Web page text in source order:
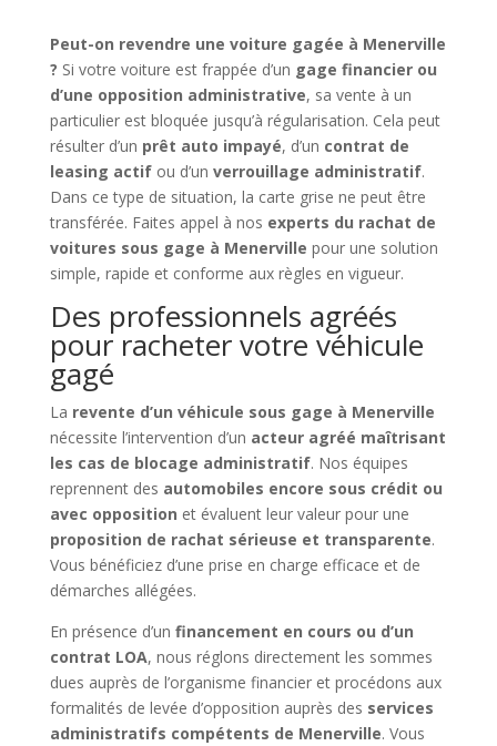
Peut-on revendre une voiture gagée à Menerville
? Si votre voiture est frappée d’un gage financier ou
d’une opposition administrative, sa vente à un
particulier est bloquée jusqu’à régularisation. Cela peut
résulter d’un prêt auto impayé, d’un contrat de
leasing actifou d’un verrouillage administratif.
Dans ce type de situation, la carte grise ne peut être
transférée. Faites appel à nos experts du rachat de
voitures sous gage à Menerville pour une solution
simple, rapide et conforme aux règles en vigueur.
Des professionnels agréés
pour racheter votre véhicule
gagé
La revente d’un véhicule sous gage à Menerville
nécessite l’intervention d’un acteur agréé maîtrisant
les cas de blocage administratif. Nos équipes
reprennent des automobiles encore sous crédit ou
avec opposition et évaluent leur valeur pour une
proposition de rachat sérieuse et transparente.
Vous bénéficiez d’une prise en charge efficace et de
démarches allégées.
En présence d’un financement en cours ou d’un
contrat LOA, nous réglons directement les sommes
dues auprès de l’organisme financier et procédons aux
formalités de levée d’opposition auprès des services
administratifs compétents de Menerville. Vous